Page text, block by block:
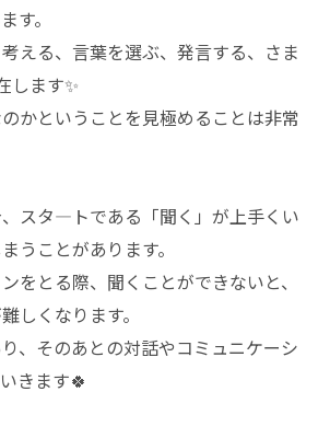
す。
える、言葉を選ぶ、発言する、さま
します✨
かということを見極めることは非常
スタ―トである「聞く」が上手くい
うことがあります。
をとる際、聞くことができないと、
しくなります。
、そのあとの対話やコミュニケーシ
きます🍀